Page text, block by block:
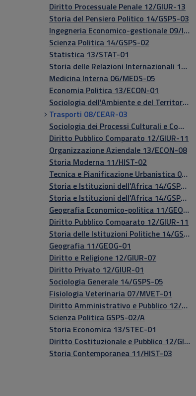
Diritto Processuale Penale 12/GIUR-13
Storia del Pensiero Politico 14/GSPS-03
Ingegneria Economico-gestionale 09/IEGE-01
Scienza Politica 14/GSPS-02
Statistica 13/STAT-01
Storia delle Relazioni Internazionali 14/GSPS-04
Medicina Interna 06/MEDS-05
Economia Politica 13/ECON-01
Sociologia dell'Ambiente e del Territorio 14/GSPS-08
Trasporti 08/CEAR-03
Sociologia dei Processi Culturali e Comunicativi 14/GSPS-06
Diritto Pubblico Comparato 12/GIUR-11​
Organizzazione Aziendale 13/ECON-08
Storia Moderna 11/HIST-02
Tecnica e Pianificazione Urbanistica 08/CEAR-12
Storia e Istituzioni dell'Africa 14/GSPS-04​
Storia e Istituzioni dell'Africa 14/GSPS-04
Geografia Economico-politica 11/GEOG-01
Diritto Pubblico Comparato 12/GIUR-11
Storia delle Istituzioni Politiche 14/GSPS-03
Geografia 11/GEOG-01
Diritto e Religione 12/GIUR-07
Diritto Privato 12/GIUR-01
Sociologia Generale 14/GSPS-05
Fisiologia Veterinaria 07/MVET-01
Diritto Amministrativo e Pubblico 12/GIUR-06
Scienza Politica GSPS-02/A
Storia Economica 13/STEC-01
Diritto Costituzionale e Pubblico 12/GIUR-05
Storia Contemporanea 11/HIST-03